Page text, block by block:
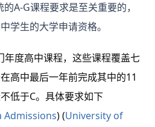
A-G课程要求是至关重要的，
学生的大学申请资格。
年度高中课程，这些课程覆盖七
高中最后一年前完成其中的11
低于C。具体要求如下​
Admissions)(University of